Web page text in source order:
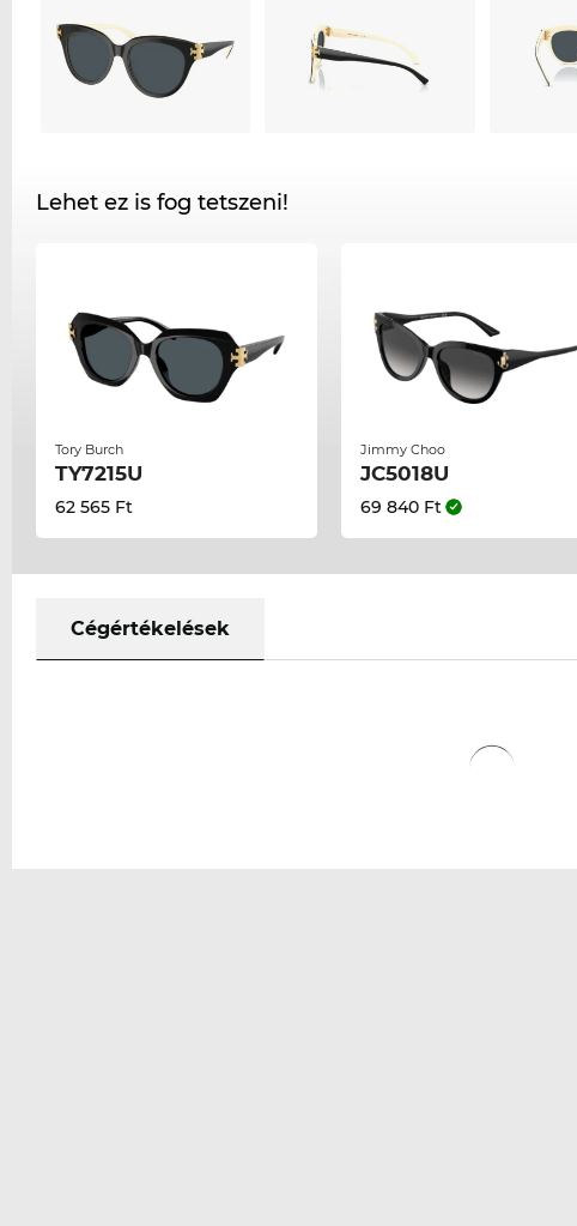
Lehet ez is fog tetszeni!
Tory Burch
TY7215U
62 565 Ft
Jimmy Choo
JC5018U
69 840 Ft
Cégértékelések